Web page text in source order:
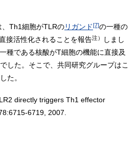
Th1細胞がTLRのリガンド[7]の一種の
接活性化されることを報告注）
しまし
種である核酸がT細胞の機能に直接及
した。そこで、共同研究グループはこ
た。
directly triggers Th1 effector
6719, 2007.